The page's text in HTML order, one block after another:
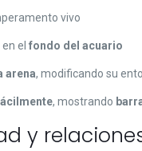
vivo
el fondo del acuario
arena, modificando su
, mostrando
y